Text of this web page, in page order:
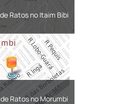
Ratos no Itaim Bibi
Ratos no Morumbi